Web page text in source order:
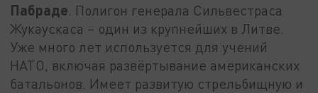
Пабраде . Полигон генерала Сильвестраса
Жукаускаса – один из крупнейших в Литве.
Уже много лет используется для учений
НАТО, включая развёртывание американских
батальонов. Имеет развитую стрельбищную и